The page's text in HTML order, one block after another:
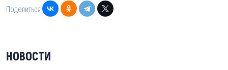
Поделиться:
НОВОСТИ